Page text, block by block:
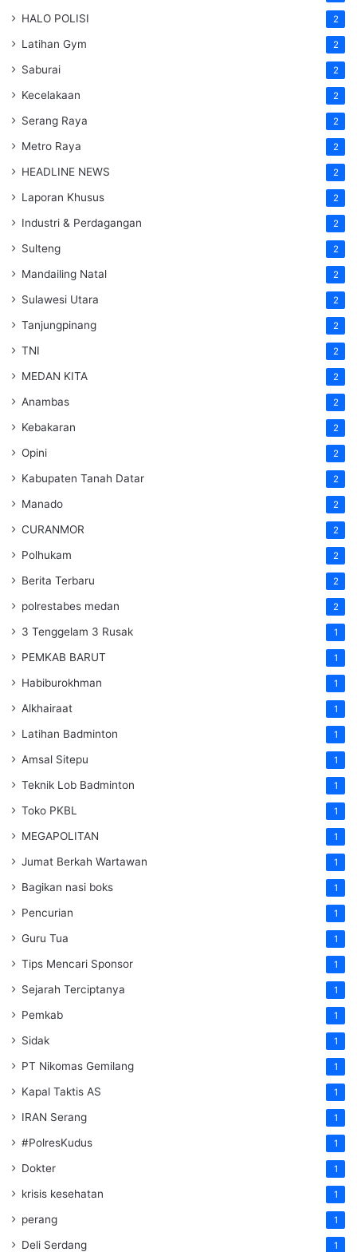
HALO POLISI 2
Latihan Gym 2
Saburai 2
Kecelakaan 2
Serang Raya 2
Metro Raya 2
HEADLINE NEWS 2
Laporan Khusus 2
Industri & Perdagangan 2
Sulteng 2
Mandailing Natal 2
Sulawesi Utara 2
Tanjungpinang 2
TNI 2
MEDAN KITA 2
Anambas 2
Kebakaran 2
Opini 2
Kabupaten Tanah Datar 2
Manado 2
CURANMOR 2
Polhukam 2
Berita Terbaru 2
polrestabes medan 2
3 Tenggelam 3 Rusak 1
PEMKAB BARUT 1
Habiburokhman 1
Alkhairaat 1
Latihan Badminton 1
Amsal Sitepu 1
Teknik Lob Badminton 1
Toko PKBL 1
MEGAPOLITAN 1
Jumat Berkah Wartawan 1
Bagikan nasi boks 1
Pencurian 1
Guru Tua 1
Tips Mencari Sponsor 1
Sejarah Terciptanya 1
Pemkab 1
Sidak 1
PT Nikomas Gemilang 1
Kapal Taktis AS 1
IRAN Serang 1
#PolresKudus 1
Dokter 1
krisis kesehatan 1
perang 1
Deli Serdang 1